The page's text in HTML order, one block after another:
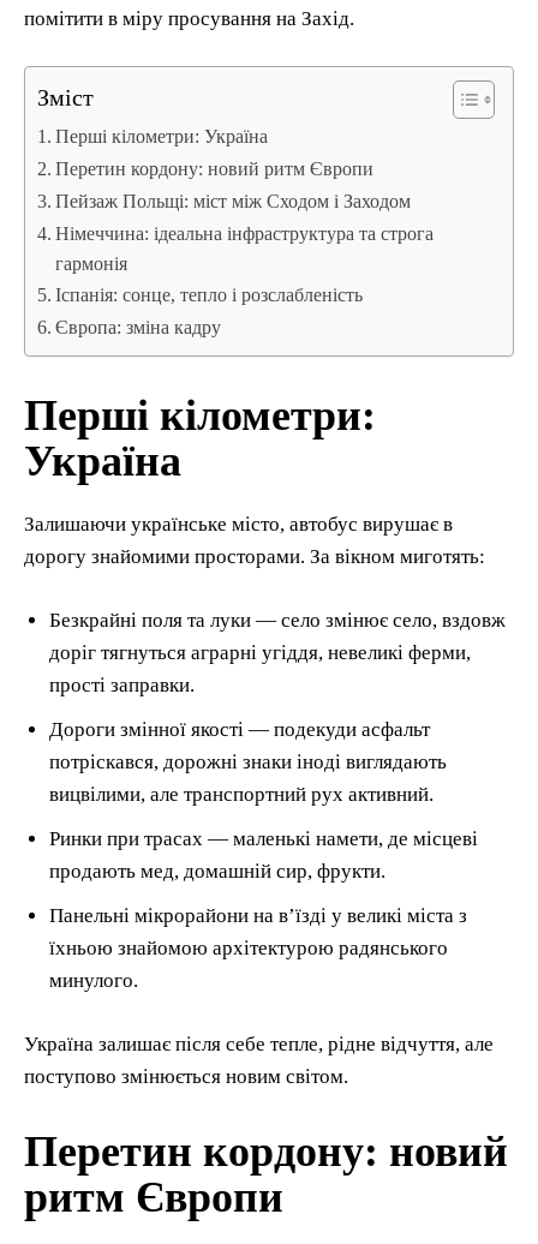
помітити в міру просування на Захід.
Зміст
Перші кілометри: Україна
Перетин кордону: новий ритм Європи
Пейзаж Польщі: міст між Сходом і Заходом
Німеччина: ідеальна інфраструктура та строга
гармонія
Іспанія: сонце, тепло і розслабленість
Європа: зміна кадру
Перші кілометри:
Україна
Залишаючи українське місто, автобус вирушає в
дорогу знайомими просторами. За вікном миготять:
Безкрайні поля та луки — село змінює село, вздовж
доріг тягнуться аграрні угіддя, невеликі ферми,
прості заправки.
Дороги змінної якості — подекуди асфальт
потріскався, дорожні знаки іноді виглядають
вицвілими, але транспортний рух активний.
Ринки при трасах — маленькі намети, де місцеві
продають мед, домашній сир, фрукти.
Панельні мікрорайони на в’їзді у великі міста з
їхньою знайомою архітектурою радянського
минулого.
Україна залишає після себе тепле, рідне відчуття, але
поступово змінюється новим світом.
Перетин кордону: новий
ритм Європи